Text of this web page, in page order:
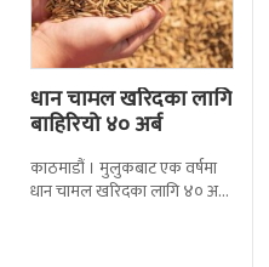
धान चामल खरिदका लागि
बाहिरियो ४० अर्ब
काठमाडौं । मुलुकबाट एक वर्षमा
धान चामल खरिदका लागि ४० अर्ब
रुपैयाँभन्दा बढी रकम बाहिरिएको
छ । स्वदेशमै उत्पादन गर्न